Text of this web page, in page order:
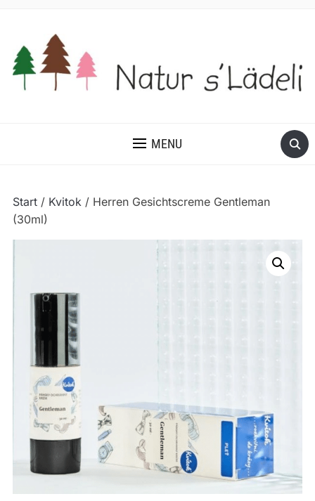
MENU
Start/ Kvitok/ Herren Gesichtscreme Gentleman
(30ml)